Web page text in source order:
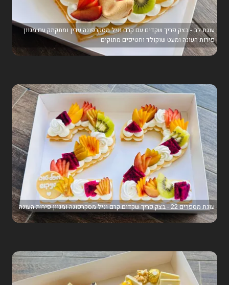
עוגת לב - בצק פריך שקדים עם קרם וניל מסקרפונה עדין ומתקתק עם מגוון
פירות העונה ומעט שוקולד וחטיפים מתוקים
עוגת מספרים 22 - בצק פריך שקדים קרם וניל מסקרפונה ומגוון פירות העונה